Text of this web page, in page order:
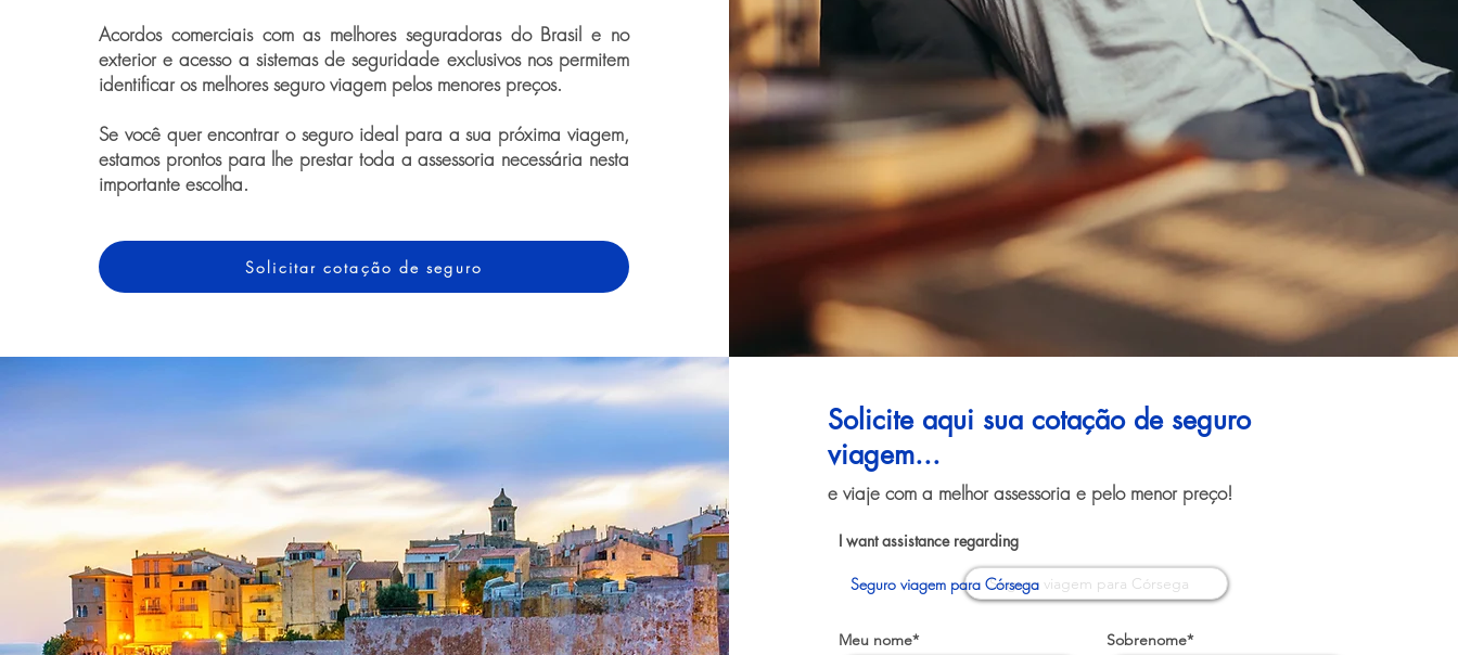
Acordos comerciais com as melhores seguradoras do Brasil e no
exterior e acesso a sistemas de seguridade exclusivos nos permitem
identificar os melhores seguro viagem pelos menores preços.
Se você quer encontrar o seguro ideal para a sua próxima viagem,
estamos prontos para lhe prestar toda a assessoria necessária nesta
importante escolha.
Solicitar cotação de seguro
Solicite aqui sua cotação de seguro
viagem...
e viaje com a melhor assessoria e pelo menor preço!
I want assistance regarding
Seguro viagem para Córsega
Meu nome* Sobrenome*